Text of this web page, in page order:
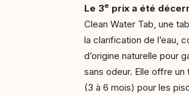
Le 3e prix a été
Clean Water Tab, une
la clarification de l’eau,
d’origine naturelle pour
sans odeur. Elle offre
(3 à 6 mois) pour les